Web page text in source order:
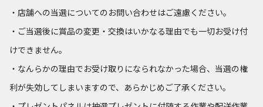
・店舗への当選についてのお問い合わせはご遠慮ください。
・ご当選後に賞品の変更・交換はいかなる理由でも一切お受け付
けできません。
・なんらかの理由でお受け取りになられなかった場合、当選の権
利が失効してしまいますので、あらかじめご了承ください。